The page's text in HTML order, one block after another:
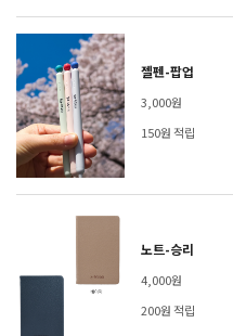
젤펜-팝업
3,000원
150원 적립
노트-승리
4,000원
200원 적립